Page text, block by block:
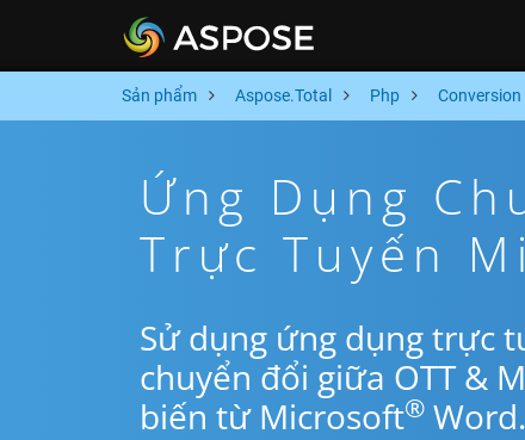
Sản phẩm Aspose.Total Php Conversion
Ứng Dụng
Trực Tuyến
Sử dụng ứng dụng trực
chuyển đổi giữa OTT &
biến từ Microsoft® Word.